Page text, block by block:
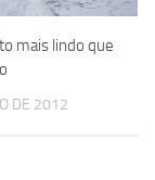
mais lindo que
DE 2012